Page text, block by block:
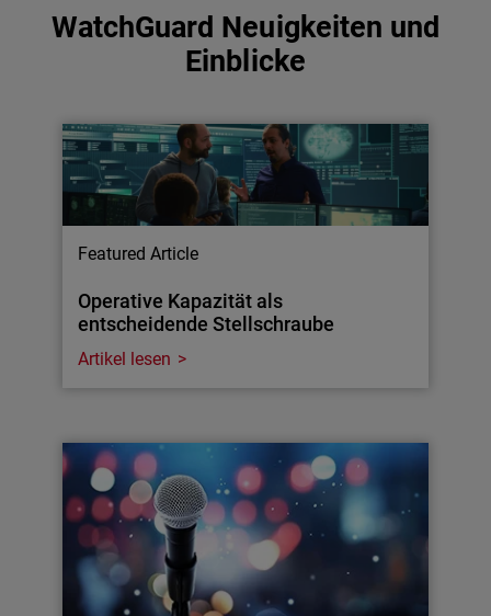
WatchGuard Neuigkeiten und
Einblicke
Featured Article
Operative Kapazität als
entscheidende Stellschraube
Artikel lesen